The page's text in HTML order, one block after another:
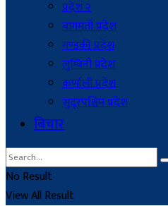
प्रदेश २
बागमती प्रदेश
गण्डकी प्रदेश
लुम्बिनी प्रदेश
कर्णाली प्रदेश
सुदूरपश्चिम प्रदेश
बिचार
No Result
View All Result